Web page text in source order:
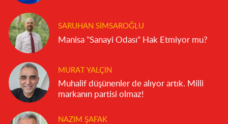
SARUHAN SIMSAROĞLU
Manisa "Sanayi Odası" Hak Etmiyor mu?
MURAT YALÇIN
Muhalif düşünenler de alıyor artık. Milli
markanın partisi olmaz!
NAZIM ŞAFAK